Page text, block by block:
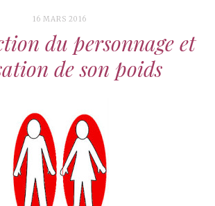
16 MARS 2016
du personnage et
de son poids